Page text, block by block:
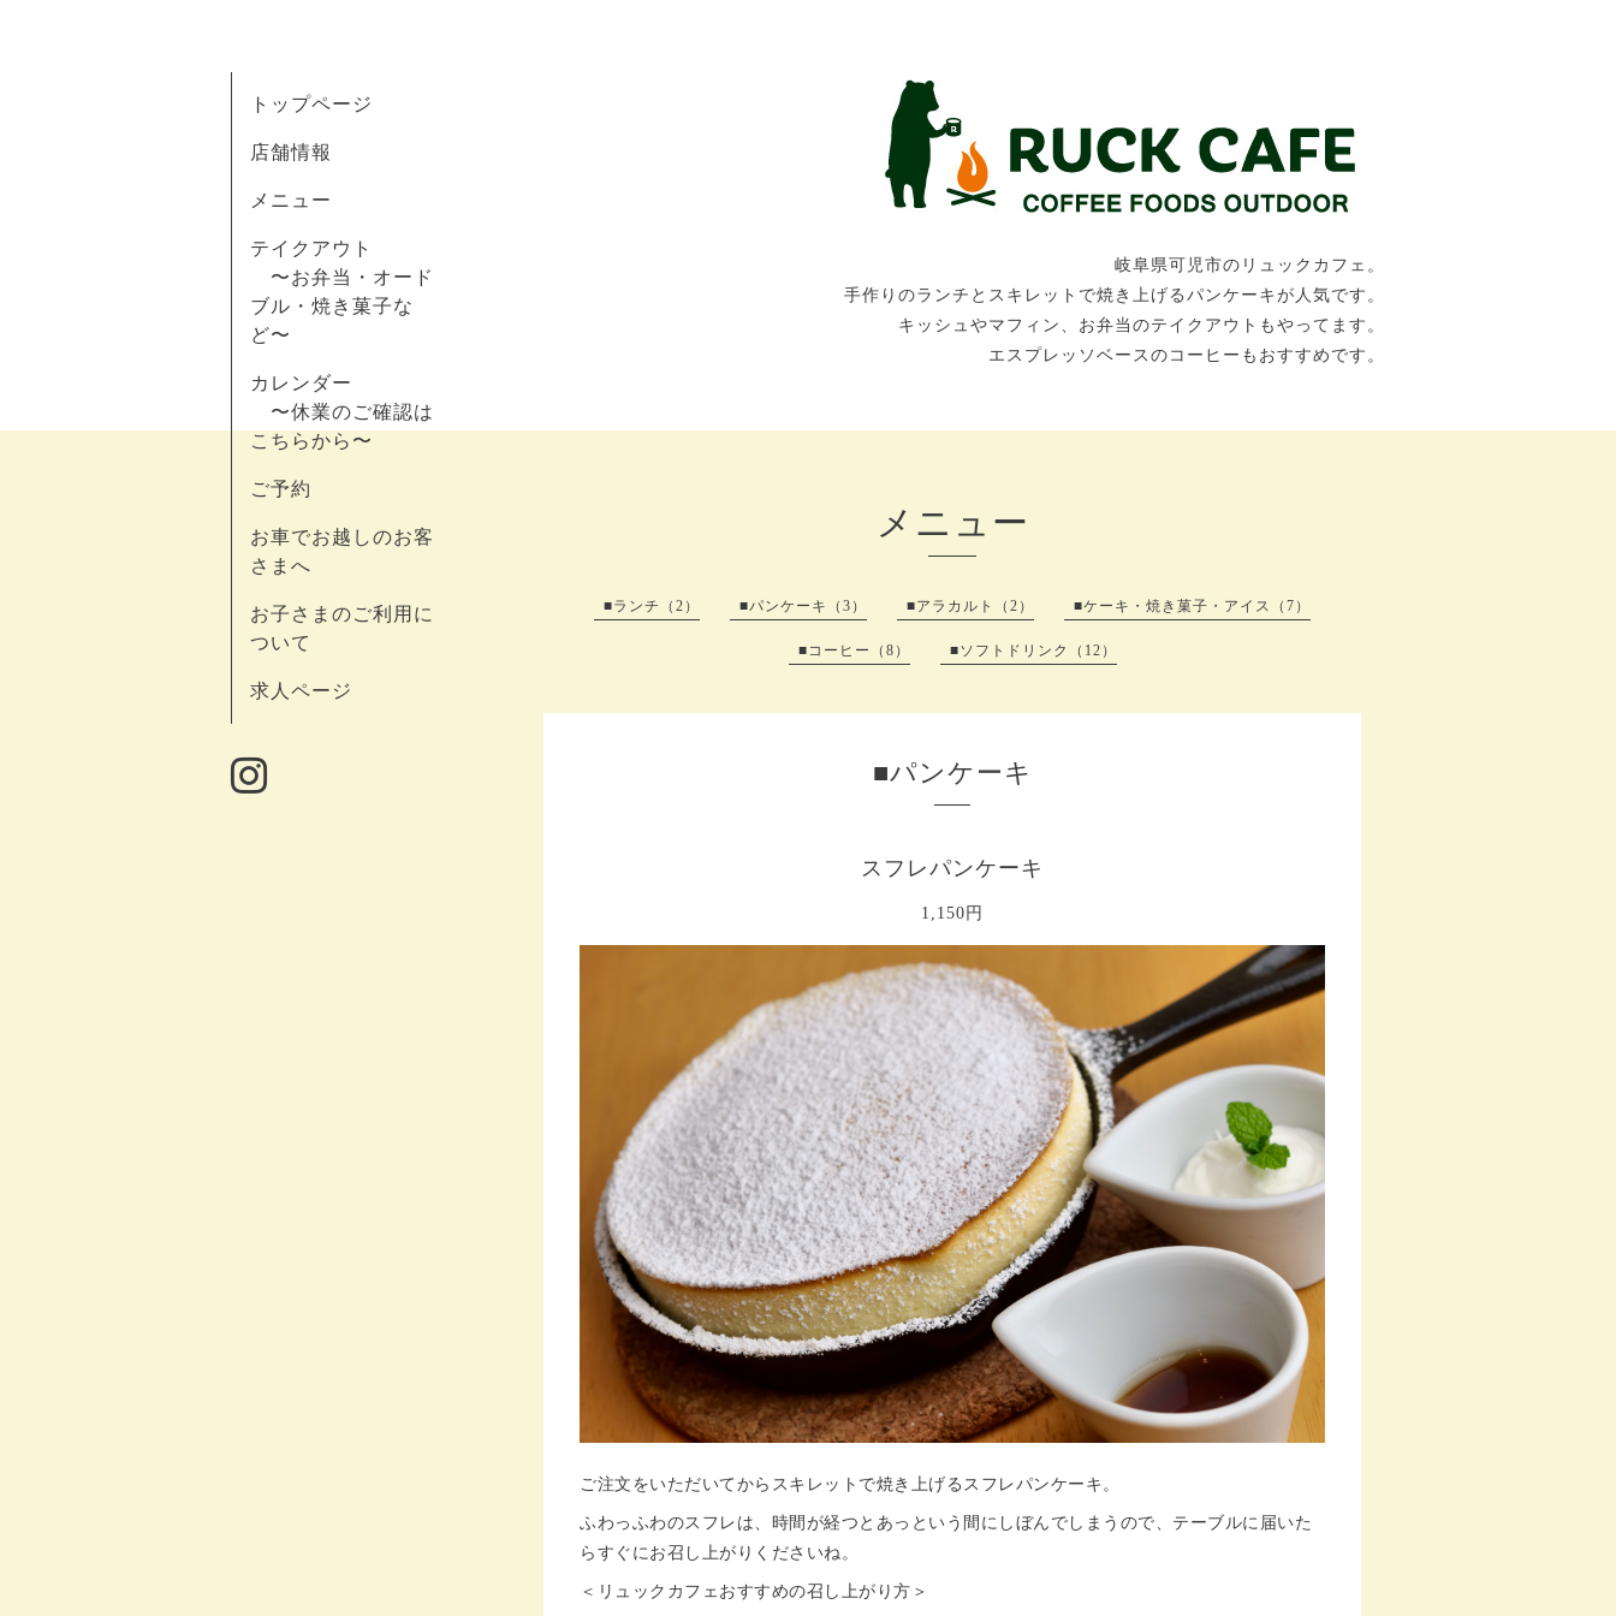
岐阜県可児市のリュックカフェ。
手作りのランチとスキレットで焼き上げるパンケーキが人気です。
キッシュやマフィン、お弁当のテイクアウトもやってます。
エスプレッソベースのコーヒーもおすすめです。
トップページ
店舗情報
メニュー
テイクアウト
〜お弁当・オード
ブル・焼き菓子な
ど〜
カレンダー
〜休業のご確認は
こちらから〜
ご予約
お車でお越しのお客
さまへ
お子さまのご利用に
ついて
求人ページ
メニュー
■ランチ（2） ■パンケーキ（3） ■アラカルト（2） ■ケーキ・焼き菓子・アイス（7）
■コーヒー（8） ■ソフトドリンク（12）
■パンケーキ
スフレパンケーキ
1,150円
ご注文をいただいてからスキレットで焼き上げるスフレパンケーキ。
ふわっふわのスフレは、時間が経つとあっという間にしぼんでしまうので、テーブルに届いた
らすぐにお召し上がりくださいね。
＜リュックカフェおすすめの召し上がり方＞